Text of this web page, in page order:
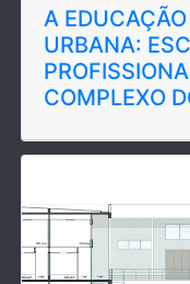
A
URBANA:
COMPLEXO